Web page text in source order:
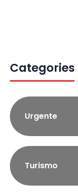
Categories
Urgente
Turismo